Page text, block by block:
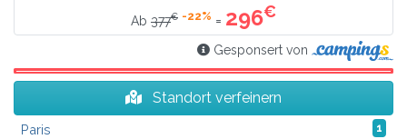
Ab 377€ -22% = 296€
Gesponsert von
Standort verfeinern
Paris 1